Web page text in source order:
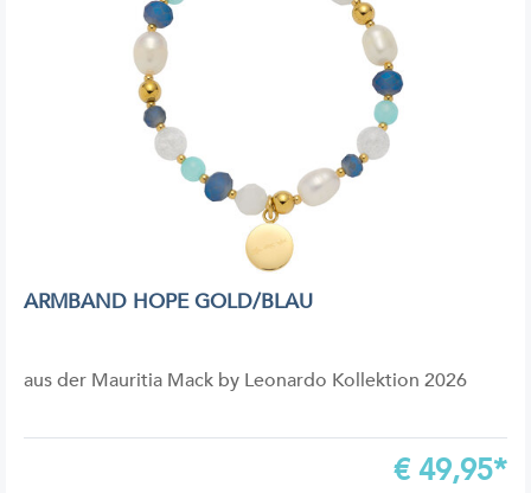
ARMBAND HOPE GOLD/BLAU
aus der Mauritia Mack by Leonardo Kollektion 2026
€ 49,95*